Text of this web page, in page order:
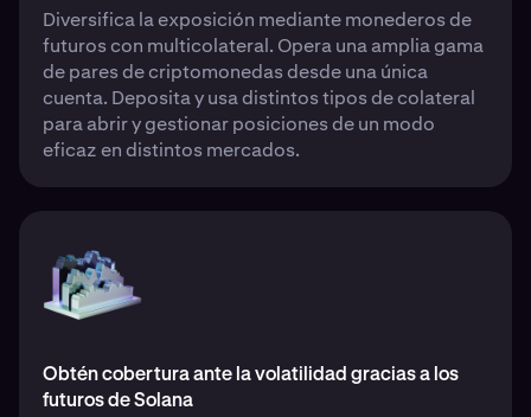
Diversifica la exposición mediante monederos de
futuros con multicolateral. Opera una amplia gama
de pares de criptomonedas desde una única
cuenta. Deposita y usa distintos tipos de colateral
para abrir y gestionar posiciones de un modo
eficaz en distintos mercados.
Obtén cobertura ante la volatilidad gracias a los
futuros de Solana